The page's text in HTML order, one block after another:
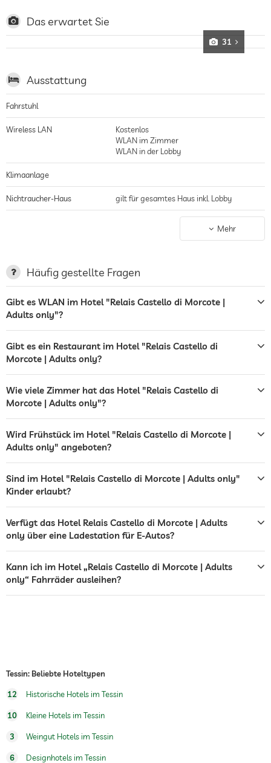
hilft gerne bei Ausflügen in der Umgebung wie Boots- oder Paddeltouren
auf dem See, Ausritte im hoteleigenen Gestüt oder Weintouren, Lugano
Das erwartet Sie
31
Ausstattung
Fahrstuhl
Wireless LAN
Kostenlos
WLAN im Zimmer
WLAN in der Lobby
Klimaanlage
Nichtraucher-Haus gilt für gesamtes Haus inkl. Lobby
Terrasse
Sonnenliegen
Café
Restaurant
Veranstaltungsservice Hotel organisiert Hochzeiten
Tresor
Frühstück Frühstück im Restaurant
Fahrradverleih Gegen Gebühr
Boutique & Design Architekt, Francesca Neri
Zimmerdekoration auf
Anfrage
Wein
Burg
Mehr
Häufig gestellte Fragen
Gibt es WLAN im Hotel "Relais Castello di Morcote |
Adults only"?
Gibt es ein Restaurant im Hotel "Relais Castello di
Morcote | Adults only?
Wie viele Zimmer hat das Hotel "Relais Castello di
Morcote | Adults only"?
Wird Frühstück im Hotel "Relais Castello di Morcote |
Adults only" angeboten?
Sind im Hotel "Relais Castello di Morcote | Adults only"
Kinder erlaubt?
Verfügt das Hotel Relais Castello di Morcote | Adults
only über eine Ladestation für E-Autos?
Kann ich im Hotel „Relais Castello di Morcote | Adults
only“ Fahrräder ausleihen?
Tessin: Beliebte Hoteltypen
12 Historische Hotels im Tessin
10 Kleine Hotels im Tessin
3 Weingut Hotels im Tessin
6 Designhotels im Tessin